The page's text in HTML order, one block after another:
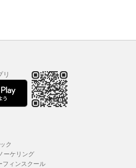
リ
ク
ーケリング
フィンスクール